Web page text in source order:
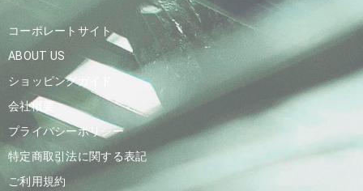
コーポレートサイト
ABOUT US
ショッピングガイド
会社概要
プライバシーポリシー
特定商取引法に関する表記
ご利用規約